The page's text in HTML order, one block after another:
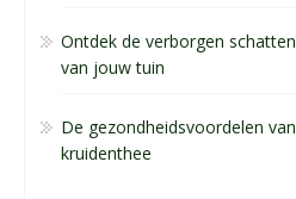
Ontdek de verborgen schatten
van jouw tuin
De gezondheidsvoordelen van
kruidenthee